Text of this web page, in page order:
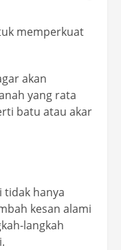
memperkuat
akan
yang rata
batu atau akar
hanya
kesan alami
langkah